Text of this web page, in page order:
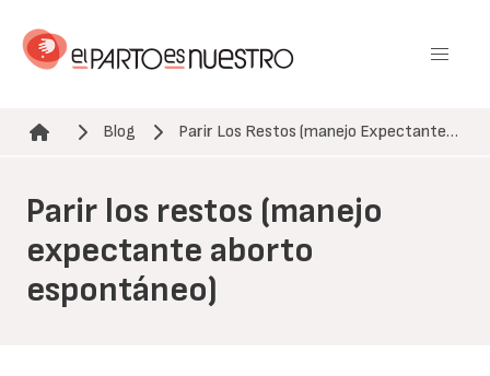
contenido
Ruta de navegación
Blog Parir Los Restos (manejo Expectante…
Parir los restos (manejo
expectante aborto
espontáneo)